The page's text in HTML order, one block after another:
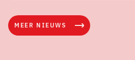
MEER NIEUWS